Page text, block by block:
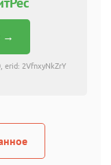
→
2VfnxyNkZrY